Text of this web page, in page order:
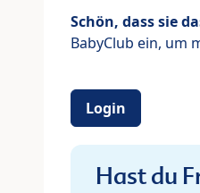
Schön, dass sie
BabyClub ein, um
Login
Hast du